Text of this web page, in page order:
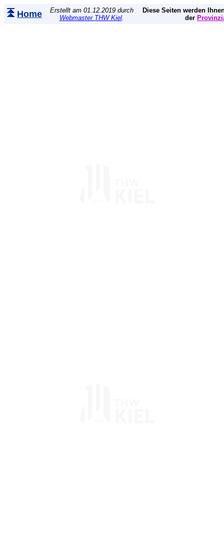
Home
Erstellt am 01.12.2019 durch
Webmaster THW Kiel.
Diese Seiten werden
der